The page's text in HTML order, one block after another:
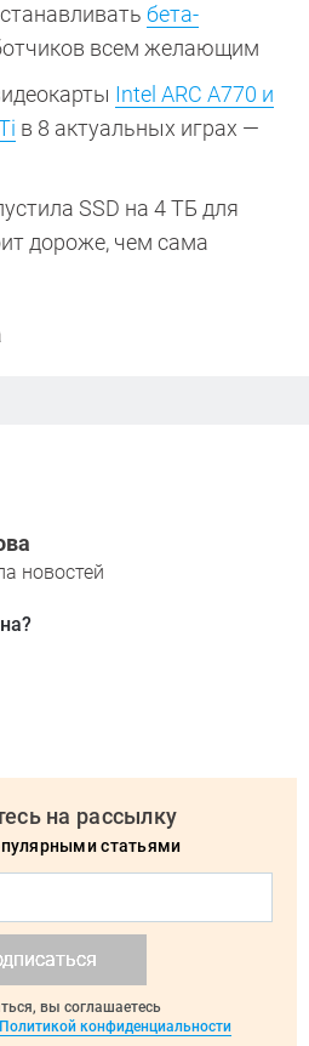
бета-
всем желающим
Intel ARC A770 и
в 8 актуальных играх —
SSD на 4 ТБ для
дороже, чем сама
новостей
на рассылку
статьями
вы соглашаетесь
Политикой конфиденциальности